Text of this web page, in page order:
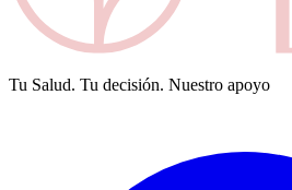
Tu Salud. Tu decisión. Nuestro apoyo